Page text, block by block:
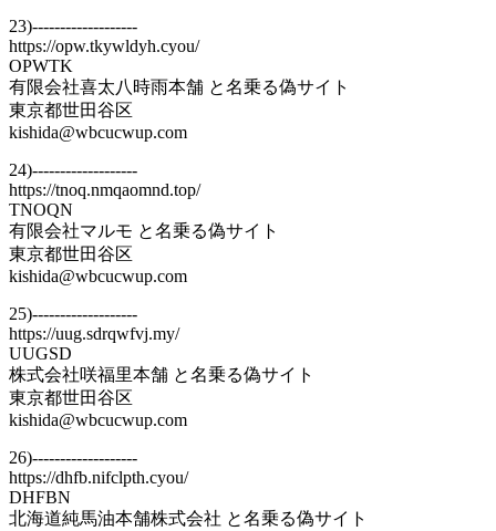
23)-------------------
https://opw.tkywldyh.cyou/
OPWTK
有限会社喜太八時雨本舗 と名乗る偽サイト
東京都世田谷区
kishida@wbcucwup.com
24)-------------------
https://tnoq.nmqaomnd.top/
TNOQN
有限会社マルモ と名乗る偽サイト
東京都世田谷区
kishida@wbcucwup.com
25)-------------------
https://uug.sdrqwfvj.my/
UUGSD
株式会社咲福里本舗 と名乗る偽サイト
東京都世田谷区
kishida@wbcucwup.com
26)-------------------
https://dhfb.nifclpth.cyou/
DHFBN
北海道純馬油本舗株式会社 と名乗る偽サイト